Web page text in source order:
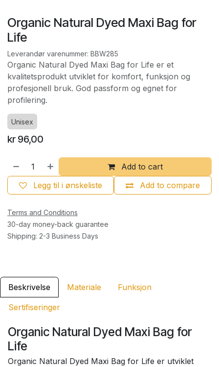
Organic Natural Dyed Maxi Bag for
Life
Leverandør varenummer: BBW285
Organic Natural Dyed Maxi Bag for Life er et
kvalitetsprodukt utviklet for komfort, funksjon og
profesjonell bruk. God passform og egnet for
profilering.
Unisex
kr 96,00
Add to cart
Add to compare
Legg til i ønskeliste
Terms and Conditions
30-day money-back guarantee
Shipping: 2-3 Business Days
Beskrivelse Materiale Funksjon
Sertifiseringer
Organic Natural Dyed Maxi Bag for
Life
Organic Natural Dyed Maxi Bag for Life er utviklet